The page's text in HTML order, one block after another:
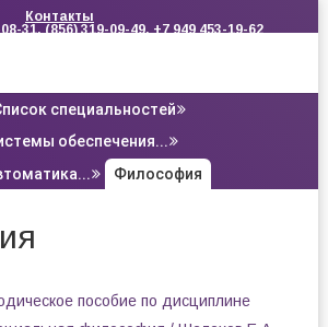
Контакты
31, (856) 319-09-49, +7 949 453-19-62
специальностей
обеспечения...
Философия
пособие по дисциплине